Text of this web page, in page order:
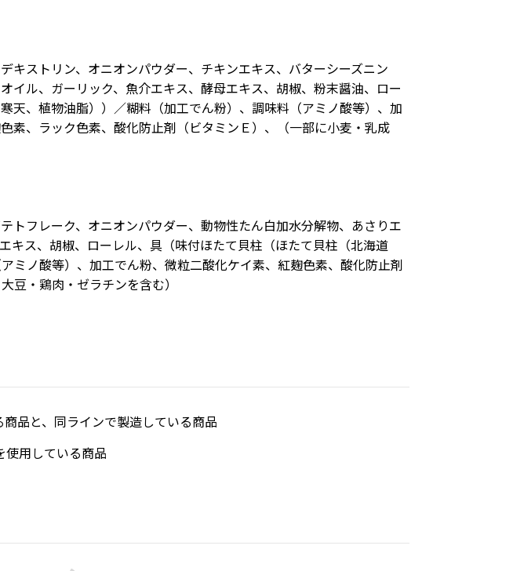
ストリン、オニオンパウダー、チキンエキス、バターシーズニン
イル、ガーリック、魚介エキス、酵母エキス、胡椒、粉末醤油、ロー
天、植物油脂））／糊料（加工でん粉）、調味料（アミノ酸等）、加
素、ラック色素、酸化防止剤（ビタミンＥ）、（一部に小麦・乳成
フレーク、オニオンパウダー、動物性たん白加水分解物、あさりエ
キス、胡椒、ローレル、具（味付ほたて貝柱（ほたて貝柱（北海道
ミノ酸等）、加工でん粉、微粒二酸化ケイ素、紅麹色素、酸化防止剤
豆・鶏肉・ゼラチンを含む）
品と、同ラインで製造している商品
使用している商品